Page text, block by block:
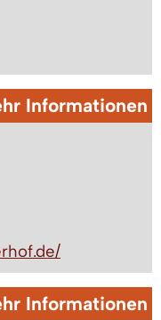
Informationen
Informationen